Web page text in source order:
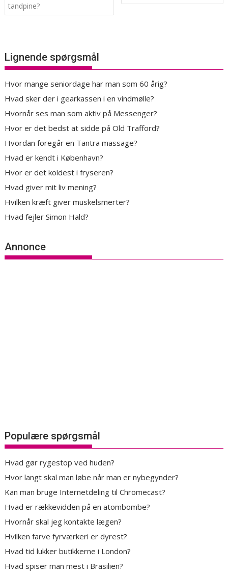
tandpine?
Lignende spørgsmål
Hvor mange seniordage har man som 60 årig?
Hvad sker der i gearkassen i en vindmølle?
Hvornår ses man som aktiv på Messenger?
Hvor er det bedst at sidde på Old Trafford?
Hvordan foregår en Tantra massage?
Hvad er kendt i København?
Hvor er det koldest i fryseren?
Hvad giver mit liv mening?
Hvilken kræft giver muskelsmerter?
Hvad fejler Simon Hald?
Annonce
Populære spørgsmål
Hvad gør rygestop ved huden?
Hvor langt skal man løbe når man er nybegynder?
Kan man bruge Internetdeling til Chromecast?
Hvad er rækkevidden på en atombombe?
Hvornår skal jeg kontakte lægen?
Hvilken farve fyrværkeri er dyrest?
Hvad tid lukker butikkerne i London?
Hvad spiser man mest i Brasilien?